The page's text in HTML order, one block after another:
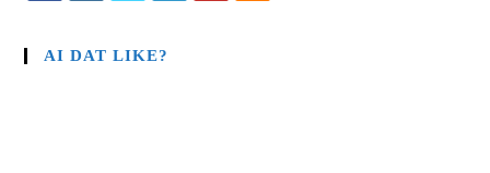
AI DAT LIKE?